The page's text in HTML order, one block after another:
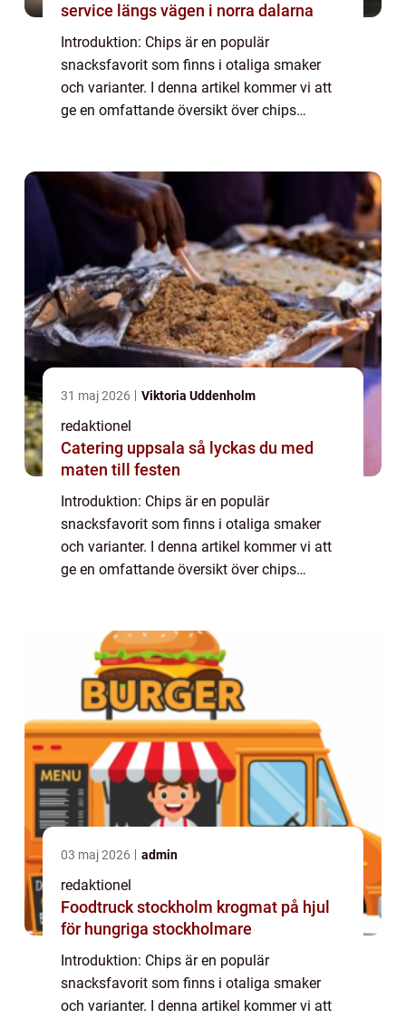
service längs vägen i norra dalarna
Introduktion: Chips är en populär
snacksfavorit som finns i otaliga smaker
och varianter. I denna artikel kommer vi att
ge en omfattande översikt över chips
historis...
31 maj 2026 Viktoria Uddenholm
redaktionel
Catering uppsala så lyckas du med
maten till festen
Introduktion: Chips är en populär
snacksfavorit som finns i otaliga smaker
och varianter. I denna artikel kommer vi att
ge en omfattande översikt över chips
historis...
03 maj 2026 admin
redaktionel
Foodtruck stockholm krogmat på hjul
för hungriga stockholmare
Introduktion: Chips är en populär
snacksfavorit som finns i otaliga smaker
och varianter. I denna artikel kommer vi att